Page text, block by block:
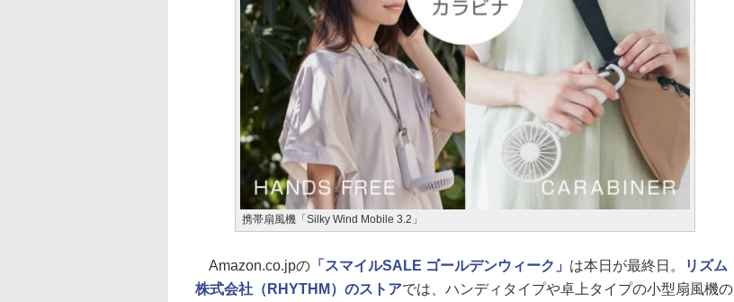
携帯扇風機「Silky Wind Mobile 3.2」
Amazon.co.jpの 「スマイルSALE ゴールデンウィーク」 は本日が最終日。
リズム
株式会社（RHYTHM）のストアでは、ハンディタイプや卓上タイプの小型扇風機の